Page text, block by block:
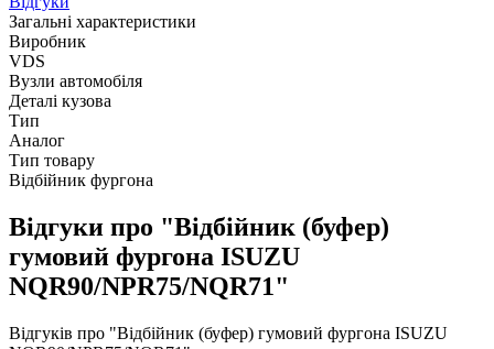
Загальні характеристики
Виробник
VDS
Вузли автомобіля
Деталі кузова
Тип
Аналог
Тип товару
Відбійник фургона
Відгуки про "Відбійник (буфер)
гумовий фургона ISUZU
NQR90/NPR75/NQR71"
Відгуків про "Відбійник (буфер) гумовий фургона ISUZU